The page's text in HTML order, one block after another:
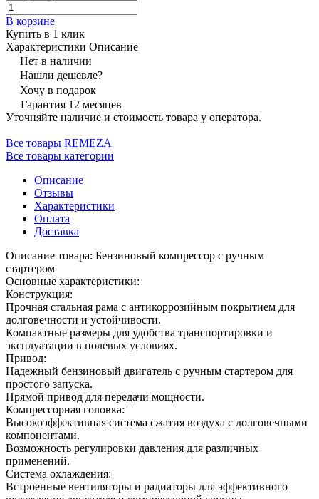
В корзине
Купить в 1 клик
Характеристики Описание
Нет в наличии
Нашли дешевле?
Хочу в подарок
Гарантия 12 месяцев
Уточняйте наличие и стоимость товара у оператора.
Все товары REMEZA
Все товары категории
Описание
Отзывы
Характеристики
Оплата
Доставка
Описание товара: Бензиновый компрессор с ручным
стартером
Основные характеристики:
Конструкция:
Прочная стальная рама с антикоррозийным покрытием для
долговечности и устойчивости.
Компактные размеры для удобства транспортировки и
эксплуатации в полевых условиях.
Привод:
Надежный бензиновый двигатель с ручным стартером для
простого запуска.
Прямой привод для передачи мощности.
Компрессорная головка:
Высокоэффективная система сжатия воздуха с долговечными
компонентами.
Возможность регулировки давления для различных
применений.
Система охлаждения:
Встроенные вентиляторы и радиаторы для эффективного